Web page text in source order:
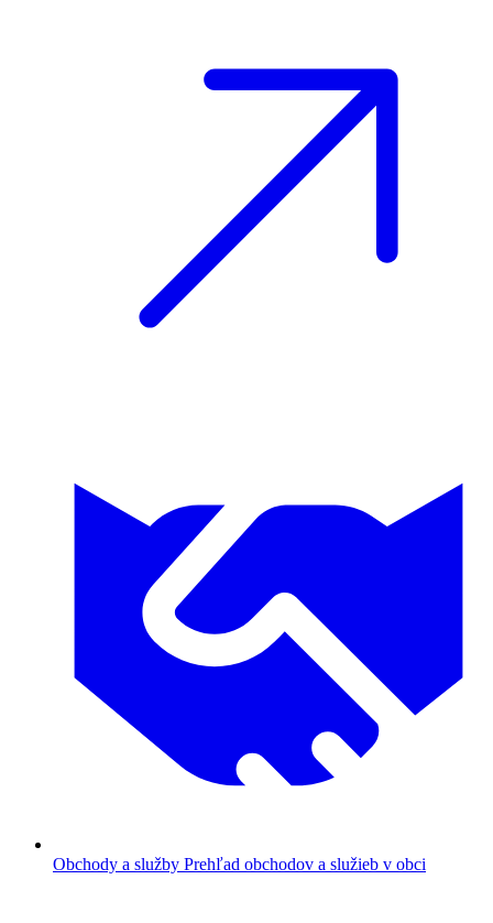
Obchody a služby Prehľad obchodov a služieb v obci